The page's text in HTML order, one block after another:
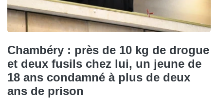
Chambéry : près de 10 kg de drogue
et deux fusils chez lui, un jeune de
18 ans condamné à plus de deux
ans de prison